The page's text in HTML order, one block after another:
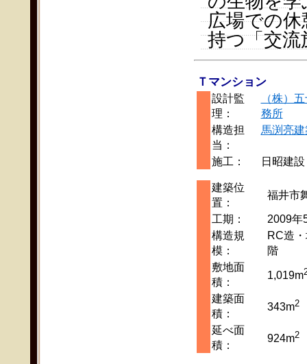
広場での休
持つ「交流
Ｔマンション
設計監
理：
（株）
務所
構造担
当：
馬渕亮
施工： 日昭建設
建築位
置：
福井市
工期：
2009年
構造規
模：
RC造
階
敷地面
積：
1,019m
建築面
積：
343m2
延べ面
積：
924m2